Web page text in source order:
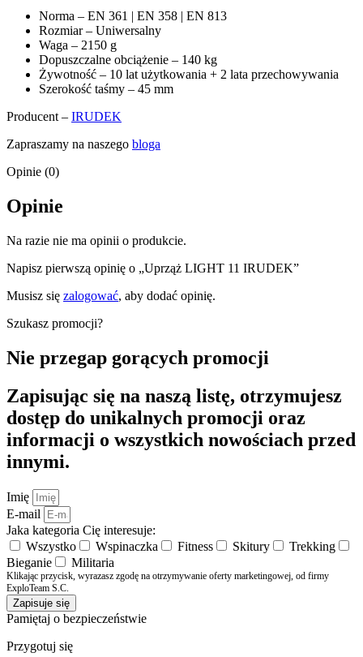
Norma – EN 361 | EN 358 | EN 813
Rozmiar – Uniwersalny
Waga – 2150 g
Dopuszczalne obciążenie – 140 kg
Żywotność – 10 lat użytkowania + 2 lata przechowywania
Szerokość taśmy – 45 mm
Producent – IRUDEK
Zapraszamy na naszego bloga
Opinie (0)
Opinie
Na razie nie ma opinii o produkcie.
Napisz pierwszą opinię o „Uprząż LIGHT 11 IRUDEK”
Musisz się zalogować, aby dodać opinię.
Szukasz promocji?
Nie przegap gorących promocji
Zapisując się na naszą listę, otrzymujesz
dostęp do unikalnych promocji oraz
informacji o wszystkich nowościach przed
innymi.
Imię
E-mail
Jaka kategoria Cię interesuje:
Wszystko
Wspinaczka Fitness Skitury
Trekking
Bieganie
Militaria
Klikając przycisk, wyrazasz zgodę na otrzymywanie oferty marketingowej, od firmy
ExploTeam S.C.
Zapisuje się
Pamiętaj o bezpieczeństwie
Przygotuj się